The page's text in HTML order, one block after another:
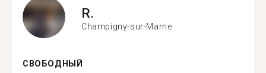
R.
Champigny-sur-Marne
СВОБОДНЫЙ